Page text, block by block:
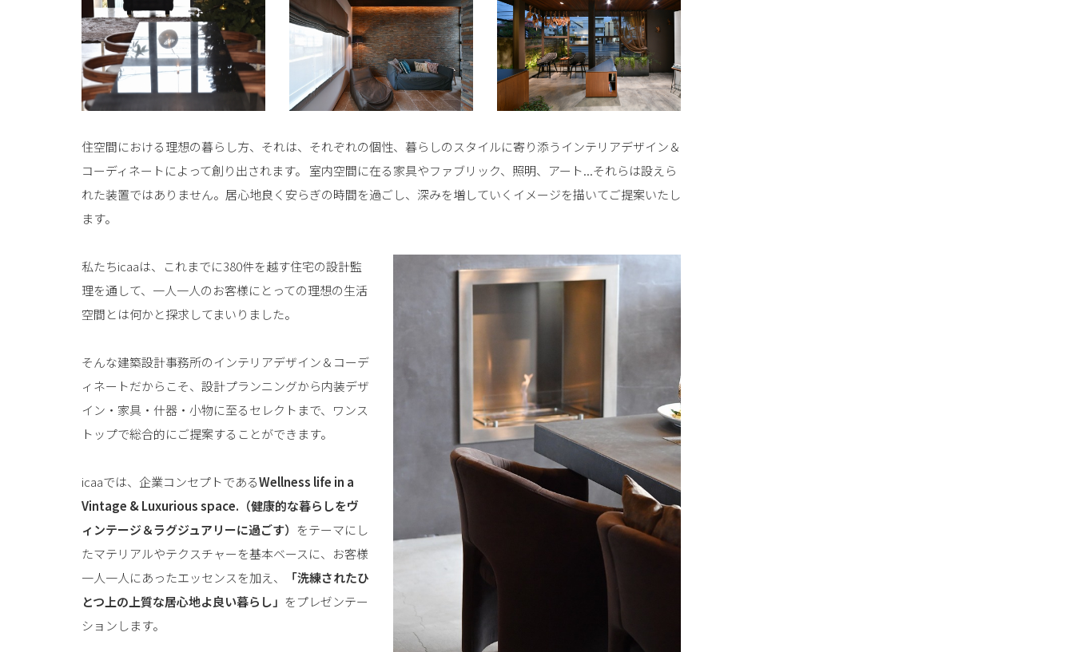
住空間における理想の暮らし方、それは、それぞれの個性、暮らしのスタイルに寄り添うインテリアデザイン＆
コーディネートによって創り出されます。 室内空間に在る家具やファブリック、照明、アート...それらは設えら
れた装置ではありません。居心地良く安らぎの時間を過ごし、深みを増していくイメージを描いてご提案いたし
ます。
私たちicaaは、これまでに380件を越す住宅の設計監
理を通して、一人一人のお客様にとっての理想の生活
空間とは何かと探求してまいりました。
そんな建築設計事務所のインテリアデザイン＆コーデ
ィネートだからこそ、設計プランニングから内装デザ
イン・家具・什器・小物に至るセレクトまで、ワンス
トップで総合的にご提案することができます。
icaaでは、企業コンセプトであるWellness life in a
Vintage & Luxurious space.（健康的な暮らしをヴ
ィンテージ＆ラグジュアリーに過ごす） をテーマにし
たマテリアルやテクスチャーを基本ベースに、お客様
一人一人にあったエッセンスを加え、
「洗練されたひ
とつ上の上質な居心地よ良い暮らし」 をプレゼンテー
ションします。